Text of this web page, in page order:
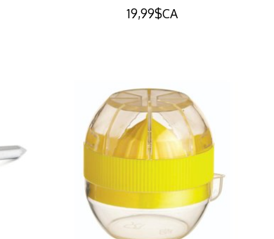
19,99$CA